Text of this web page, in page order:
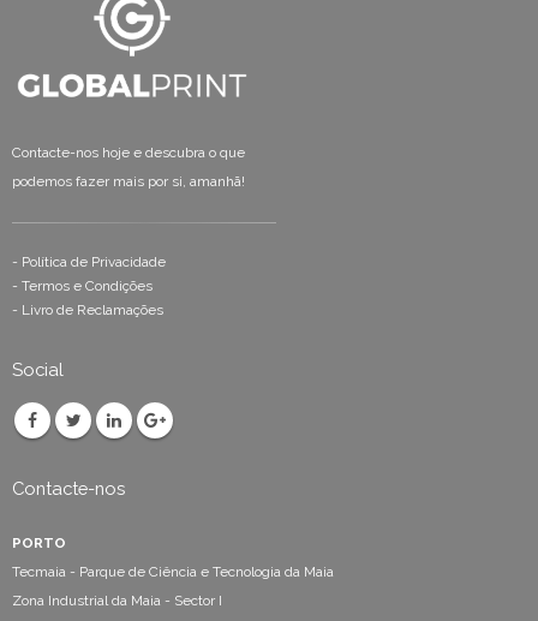
Contacte-nos hoje e descubra o que
podemos fazer mais por si, amanhã!
- Política de Privacidade
- Termos e Condições
- Livro de Reclamações
Social
Contacte-nos
PORTO
Tecmaia - Parque de Ciência e Tecnologia da Maia
Zona Industrial da Maia - Sector I